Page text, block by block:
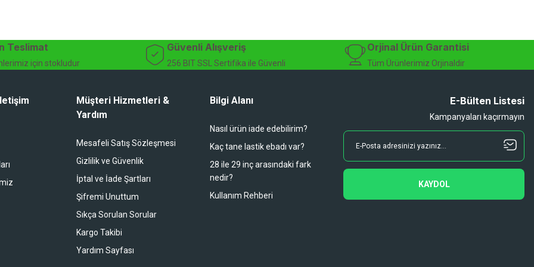
duruyor koltuk zaten full konfor
alışveriş yapacağım
bir alışveriş oldu. Teşekkürler.
Teslimat
için stokludur
Güvenli Alışveriş
256 BIT SSL Sertifika ile Güvenli
Orjinal Ürün Garantisi
Tüm Ürünlerimiz Orjinaldir
Müşteri Hizmetleri &
Yardım
Mesafeli Satış Sözleşmesi
Gizlilik ve Güvenlik
İptal ve İade Şartları
Şifremi Unuttum
Sıkça Sorulan Sorular
Kargo Takibi
Yardım Sayfası
Bilgi Alanı
Nasıl ürün iade edebilirim?
Kaç tane lastik ebadı var?
28 ile 29 inç arasındaki fark
nedir?
Kullanım Rehberi
E-Bülten Listesi
Kampanyaları kaçırmayın
KAYDOL